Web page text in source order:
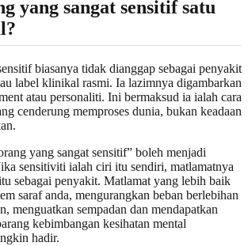
yang sangat sensitif satu
biasanya tidak dianggap sebagai penyakit
label klinikal rasmi. Ia lazimnya digambarkan
atau personaliti. Ini bermaksud ia ialah cara
cenderung memproses dunia, bukan keadaan
yang sangat sensitif” boleh menjadi
sensitiviti ialah ciri itu sendiri, matlamatnya
sebagai penyakit. Matlamat yang lebih baik
saraf anda, mengurangkan beban berlebihan
menguatkan sempadan dan mendapatkan
kebimbangan kesihatan mental
hadir.